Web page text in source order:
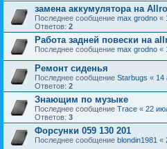
замена аккумулятора на
Последнее сообщение max grodno «
Ответов: 2
Работа задней повески на
Последнее сообщение max grodno «
Ремонт сиденья
Последнее сообщение Starbugs « 14
Ответов: 2
Знающим по музыке
Последнее сообщение Trace « 22
Ответов: 3
Форсунки 059 130 201
Последнее сообщение blondin1981 «